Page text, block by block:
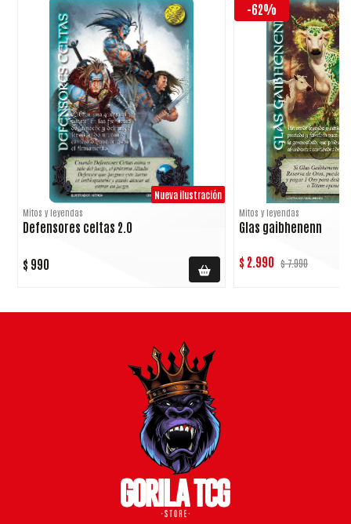
Nueva ilustración
Mitos y leyendas
Defensores celtas 2.0
$ 990
-62%
Mitos y leyendas
Glas gaibhenenn
$ 2.990 $ 7.990